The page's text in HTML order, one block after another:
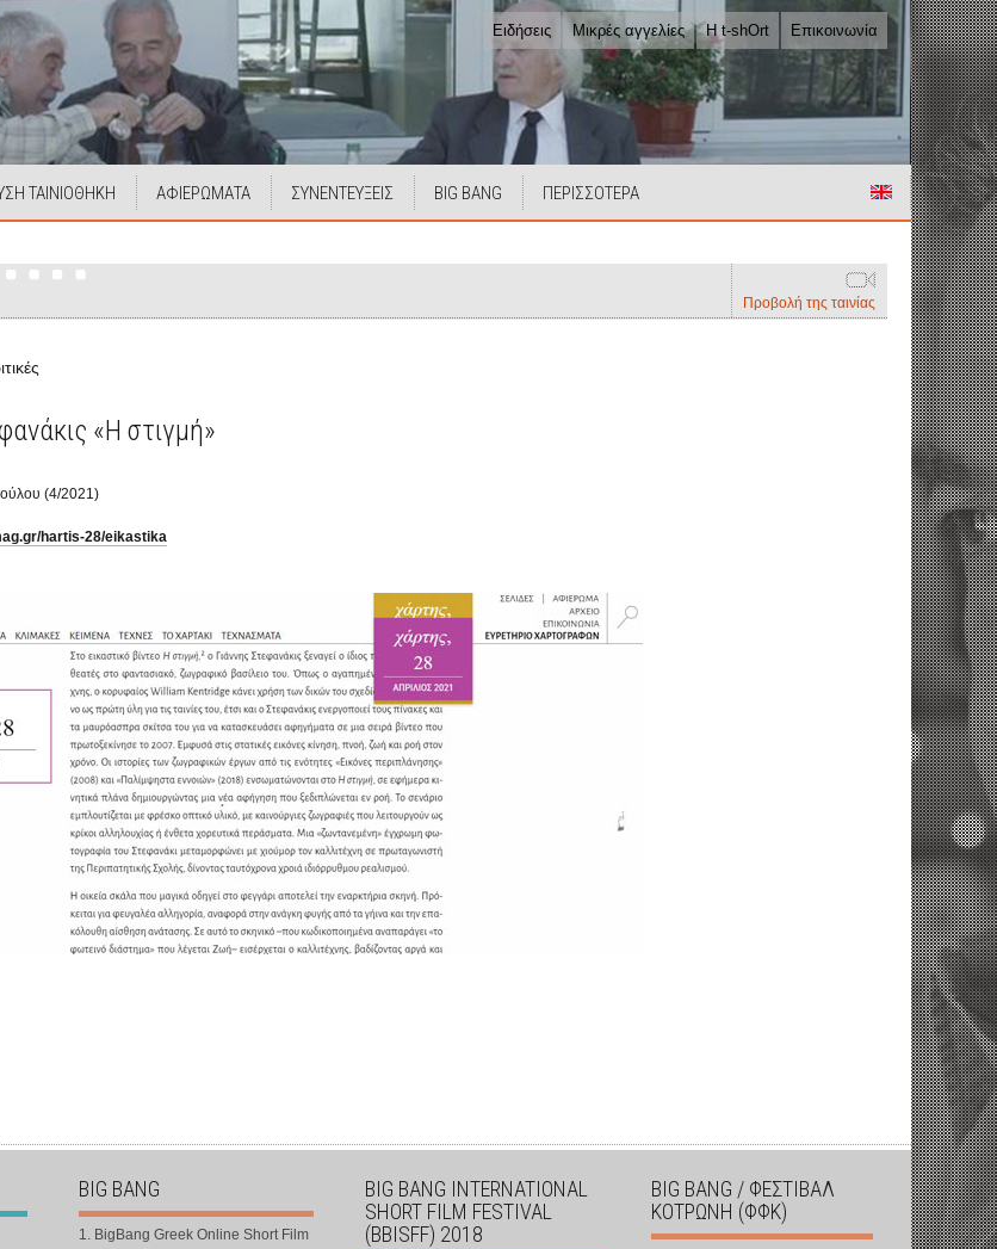
Ειδήσεις Μικρές αγγελίες Η t-shOrt Επικοινωνία
ΤΑΙΝΙΟΘΗΚΗ ΑΦΙΕΡΩΜΑΤΑ ΣΥΝΕΝΤΕΥΞΕΙΣ BIG BANG ΠΕΡΙΣΣΟΤΕΡΑ
Προβολή της ταινίας
«Η στιγμή»
(4/2021)
hartis-28/eikastika
BIG BANG
1. BigBang Greek Online Short Film
BIG BANG INTERNATIONAL
SHORT FILM FESTIVAL
(BBISFF) 2018
BIG BANG / ΦΕΣΤΙΒΑΛ
ΚΟΤΡΩΝΗ (ΦΦΚ)